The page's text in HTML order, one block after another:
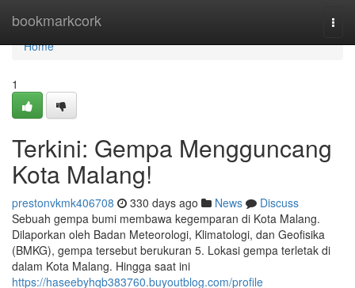
bookmarkcork
Home
Home
1
Terkini: Gempa Mengguncang
Kota Malang!
prestonvkmk406708 330 days ago News
Discuss
Sebuah gempa bumi membawa kegemparan di Kota Malang.
Dilaporkan oleh Badan Meteorologi, Klimatologi, dan Geofisika
(BMKG), gempa tersebut berukuran 5. Lokasi gempa terletak di
dalam Kota Malang. Hingga saat ini
https://haseebyhqb383760.buyoutblog.com/profile